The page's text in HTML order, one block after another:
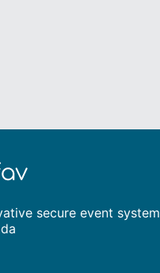
secure event system